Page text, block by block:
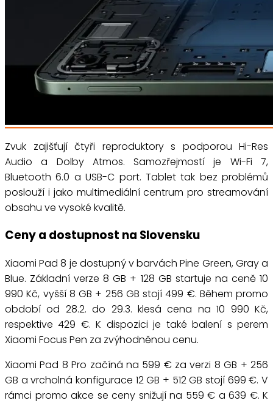
Zvuk zajišťují čtyři reproduktory s podporou Hi-Res
Audio a Dolby Atmos. Samozřejmostí je Wi-Fi 7,
Bluetooth 6.0 a USB-C port. Tablet tak bez problémů
poslouží i jako multimediální centrum pro streamování
obsahu ve vysoké kvalitě.
Ceny a dostupnost na Slovensku
Xiaomi Pad 8 je dostupný v barvách Pine Green, Gray a
Blue. Základní verze 8 GB + 128 GB startuje na ceně 10
990 Kč, vyšší 8 GB + 256 GB stojí 499 €. Během promo
období od 28.2. do 29.3. klesá cena na 10 990 Kč,
respektive 429 €. K dispozici je také balení s perem
Xiaomi Focus Pen za zvýhodněnou cenu.
Xiaomi Pad 8 Pro začíná na 599 € za verzi 8 GB + 256
GB a vrcholná konfigurace 12 GB + 512 GB stojí 699 €. V
rámci promo akce se ceny snižují na 559 € a 639 €. K